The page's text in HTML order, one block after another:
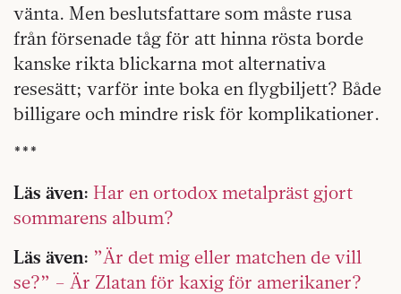
vänta. Men beslutsfattare som måste rusa
från försenade tåg för att hinna rösta borde
kanske rikta blickarna mot alternativa
resesätt; varför inte boka en flygbiljett? Både
billigare och mindre risk för komplikationer.
***
Läs även: Har en ortodox metalpräst gjort
sommarens album?
Läs även: ”Är det mig eller matchen de vill
se?” – Är Zlatan för kaxig för amerikaner?